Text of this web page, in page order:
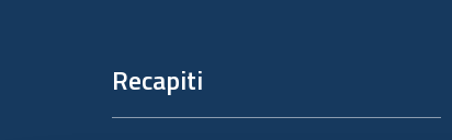
Recapiti